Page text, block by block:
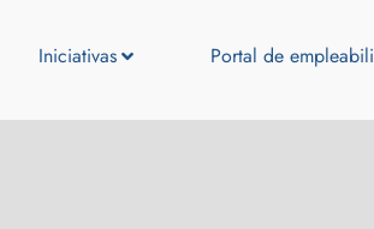
Iniciativas Portal de